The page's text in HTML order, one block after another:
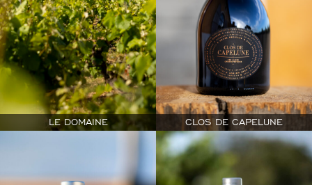
LE DOMAINE CLOS DE CAPELUNE